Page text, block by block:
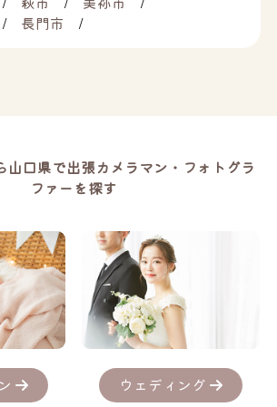
長門市
山口県で出張カメラマン・フォトグラ
ファーを探す
ウェディング